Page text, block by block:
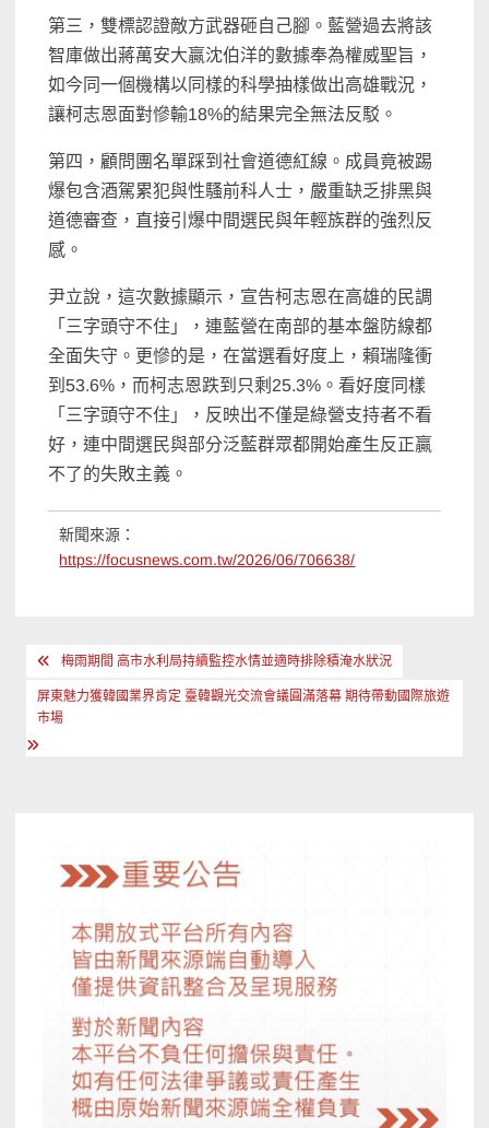
第三，雙標認證敵方武器砸自己腳。藍營過去將該
智庫做出蔣萬安大贏沈伯洋的數據奉為權威聖旨，
如今同一個機構以同樣的科學抽樣做出高雄戰況，
讓柯志恩面對慘輸18%的結果完全無法反駁。
第四，顧問團名單踩到社會道德紅線。成員竟被踢
爆包含酒駕累犯與性騷前科人士，嚴重缺乏排黑與
道德審查，直接引爆中間選民與年輕族群的強烈反
感。
尹立說，這次數據顯示，宣告柯志恩在高雄的民調
「三字頭守不住」，連藍營在南部的基本盤防線都
全面失守。更慘的是，在當選看好度上，賴瑞隆衝
到53.6%，而柯志恩跌到只剩25.3%。看好度同樣
「三字頭守不住」，反映出不僅是綠營支持者不看
好，連中間選民與部分泛藍群眾都開始產生反正贏
不了的失敗主義。
新聞來源：
https://focusnews.com.tw/2026/06/706638/
文
章
導
梅雨期間 高市水利局持續監控水情並適時排除積淹水狀況
屏東魅力獲韓國業界肯定 臺韓觀光交流會議圓滿落幕 期待帶動國際旅遊
市場